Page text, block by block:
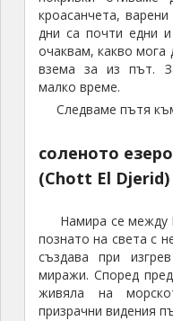
кроасанчета,
дни са почти едни
очаквам, какво мога
взема за из път.
малко време.
Следваме пътя
соленото
(Chott El Djerid)
Намира се между
познато на света с
създава при
миражи. Според
живяла на
призрачни видения